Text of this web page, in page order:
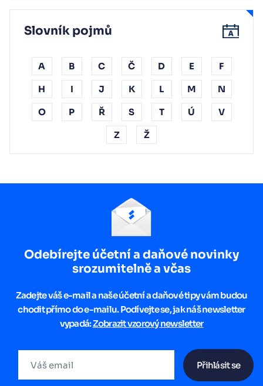
Slovník pojmů
A B C Č D E F
H I J K L M N
O P Ř S T Ú V
Z Ž
Odebírejte účetní a daňové novinky
srozumitelně a včas
Zadejte váš e-mail a naše účetní a daňové tipy vám budou
chodit přímo do e-mailu. Podívejte se, jak náš newsletter
vypadá:Zobrazit vzorový newsletter
Přihlásit se